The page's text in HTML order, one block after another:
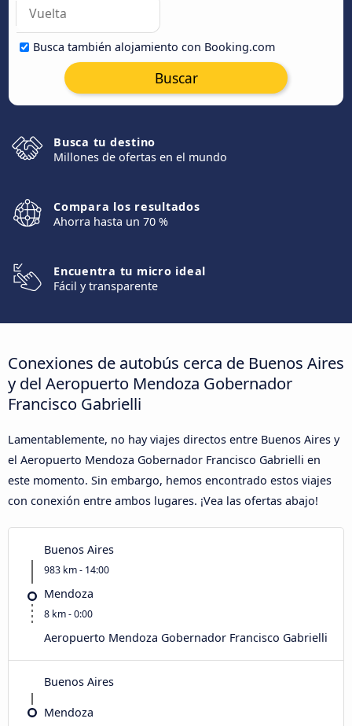
Busca también alojamiento con Booking.com
Buscar
Busca tu destino
Millones de ofertas en el mundo
Compara los resultados
Ahorra hasta un 70 %
Encuentra tu micro ideal
Fácil y transparente
Conexiones de autobús cerca de Buenos Aires
y del Aeropuerto Mendoza Gobernador
Francisco Gabrielli
Lamentablemente, no hay viajes directos entre Buenos Aires y
el Aeropuerto Mendoza Gobernador Francisco Gabrielli en
este momento. Sin embargo, hemos encontrado estos viajes
con conexión entre ambos lugares. ¡Vea las ofertas abajo!
Buenos Aires
983 km - 14:00
Mendoza
8 km - 0:00
Aeropuerto Mendoza Gobernador Francisco Gabrielli
Buenos Aires
Mendoza